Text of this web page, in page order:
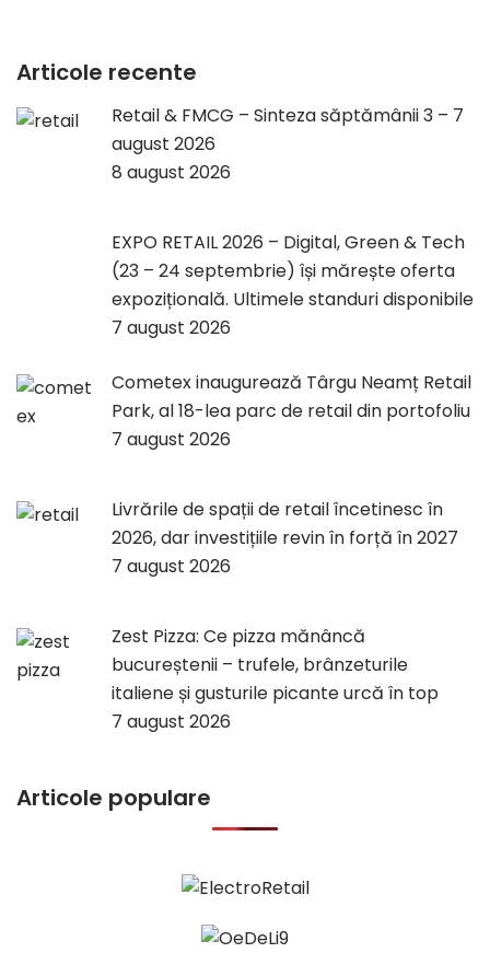
Articole recente
Retail & FMCG – Sinteza săptămânii 3 – 7
august 2026
8 august 2026
EXPO RETAIL 2026 – Digital, Green & Tech
(23 – 24 septembrie) își mărește oferta
expozițională. Ultimele standuri disponibile
7 august 2026
Cometex inaugurează Târgu Neamț Retail
Park, al 18-lea parc de retail din portofoliu
7 august 2026
Livrările de spații de retail încetinesc în
2026, dar investițiile revin în forță în 2027
7 august 2026
Zest Pizza: Ce pizza mănâncă
bucureștenii – trufele, brânzeturile
italiene și gusturile picante urcă în top
7 august 2026
Articole populare